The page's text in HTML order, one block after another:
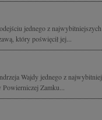
jednego z
który poświęcił jej...
Wajdy jednego z
Zamku...